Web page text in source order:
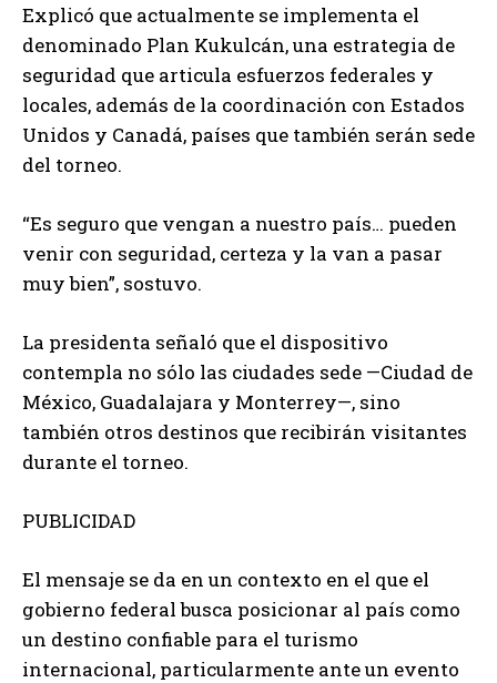
Explicó que actualmente se implementa el
denominado Plan Kukulcán, una estrategia de
seguridad que articula esfuerzos federales y
locales, además de la coordinación con Estados
Unidos y Canadá, países que también serán sede
del torneo.
“Es seguro que vengan a nuestro país… pueden
venir con seguridad, certeza y la van a pasar
muy bien”, sostuvo.
La presidenta señaló que el dispositivo
contempla no sólo las ciudades sede —Ciudad de
México, Guadalajara y Monterrey—, sino
también otros destinos que recibirán visitantes
durante el torneo.
PUBLICIDAD
El mensaje se da en un contexto en el que el
gobierno federal busca posicionar al país como
un destino confiable para el turismo
internacional, particularmente ante un evento